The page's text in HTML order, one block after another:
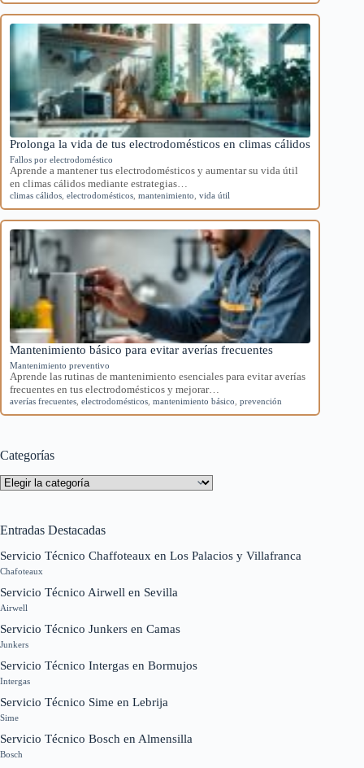
Prolonga la vida de tus electrodomésticos en climas cálidos
Fallos por electrodoméstico
Aprende a mantener tus electrodomésticos y aumentar su vida útil
en climas cálidos mediante estrategias…
climas cálidos electrodomésticos mantenimiento vida útil
Mantenimiento básico para evitar averías frecuentes
Mantenimiento preventivo
Aprende las rutinas de mantenimiento esenciales para evitar averías
frecuentes en tus electrodomésticos y mejorar…
averías frecuentes electrodomésticos mantenimiento básico prevención
Categorías
Categorías
Entradas Destacadas
Servicio Técnico Chaffoteaux en Los Palacios y Villafranca
Chafoteaux
Servicio Técnico Airwell en Sevilla
Airwell
Servicio Técnico Junkers en Camas
Junkers
Servicio Técnico Intergas en Bormujos
Intergas
Servicio Técnico Sime en Lebrija
Sime
Servicio Técnico Bosch en Almensilla
Bosch